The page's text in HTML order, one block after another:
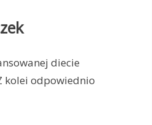
diecie
kolei odpowiednio